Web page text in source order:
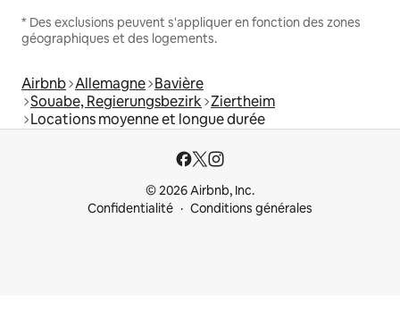
* Des exclusions peuvent s'appliquer en fonction des zones
géographiques et des logements.
Airbnb Allemagne Bavière
Souabe, Regierungsbezirk Ziertheim
Locations moyenne et longue durée
© 2026 Airbnb, Inc.
Confidentialité
Conditions générales